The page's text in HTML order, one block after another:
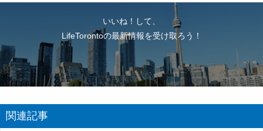
いいね！して、
LifeTorontoの最新情報を受け取ろう！
関連記事